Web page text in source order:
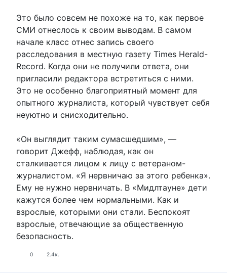
Это было совсем не похоже на то, как первое
СМИ отнеслось к своим выводам. В самом
начале класс отнес запись своего
расследования в местную газету Times Herald-
Record. Когда они не получили ответа, они
пригласили редактора встретиться с ними.
Это не особенно благоприятный момент для
опытного журналиста, который чувствует себя
неуютно и снисходительно.
«Он выглядит таким сумасшедшим», —
говорит Джефф, наблюдая, как он
сталкивается лицом к лицу с ветераном-
журналистом. «Я нервничаю за этого ребенка».
Ему не нужно нервничать. В «Мидлтауне» дети
кажутся более чем нормальными. Как и
взрослые, которыми они стали. Беспокоят
взрослые, отвечающие за общественную
безопасность.
0 2.4к.